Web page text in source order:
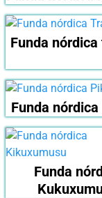
Funda
Funda
Funda